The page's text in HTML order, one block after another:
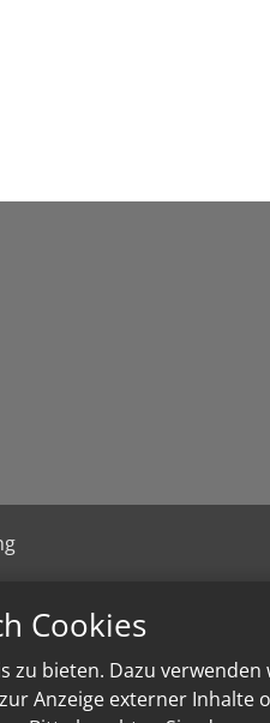
Cookies
bieten. Dazu
Anzeige externer